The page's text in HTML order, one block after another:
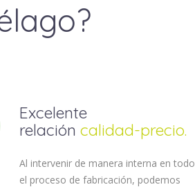
Excelente
relacióncalidad-precio.
Al intervenir de manera interna en todo
el proceso de fabricación, podemos